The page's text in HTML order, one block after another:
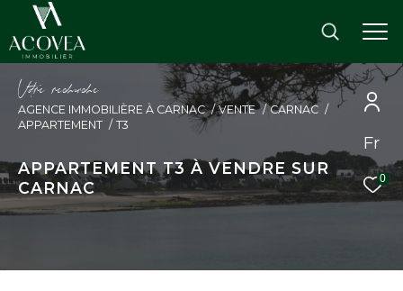
Fr
0
Vore recece
AGENCE IMMOBILIÈRE À CARNAC VENTE
CARNAC
APPARTEMENT
T3
APPARTEMENT T3 À VENDRE SUR
CARNAC